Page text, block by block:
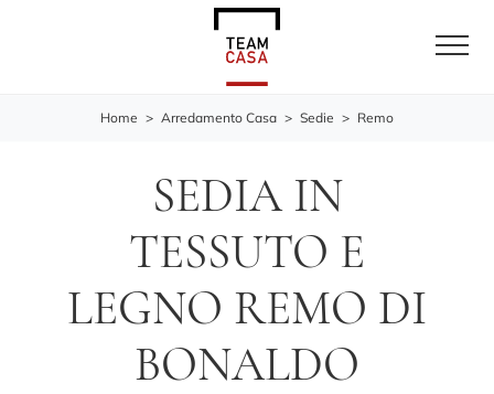
Home > Arredamento Casa > Sedie > Remo
SEDIA IN
TESSUTO E
LEGNO REMO DI
BONALDO